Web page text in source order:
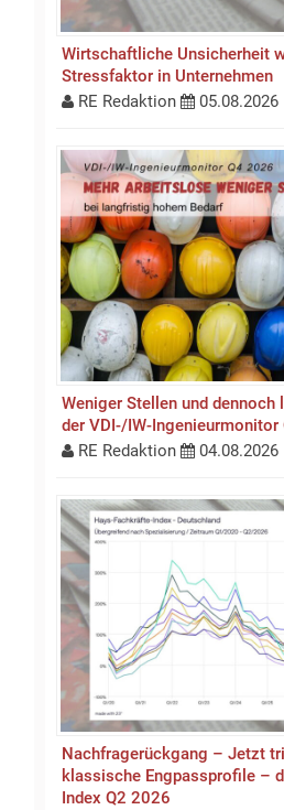
Wirtschaftliche Unsicherheit
Stressfaktor in Unternehmen
RE Redaktion
05.08.2026
Weniger Stellen und
der VDI-/IW-Ingenieurmonitor
RE Redaktion
04.08.2026
Nachfragerückgang – Jetzt
klassische Engpassprofile –
Index Q2 2026